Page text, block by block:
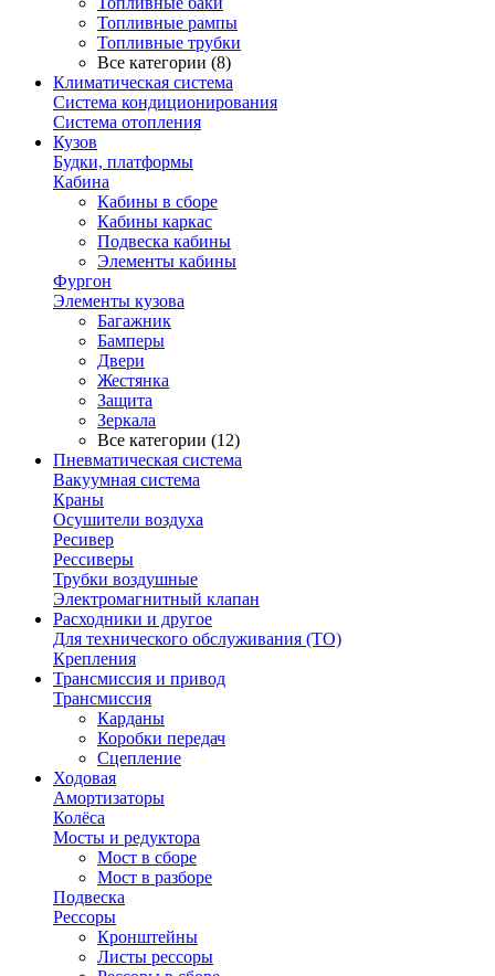
Топливные рампы
Топливные трубки
Все категории (8)
Климатическая система
Система кондиционирования
Система отопления
Кузов
Будки, платформы
Кабина
Кабины в сборе
Кабины каркас
Подвеска кабины
Элементы кабины
Фургон
Элементы кузова
Багажник
Бамперы
Двери
Жестянка
Защита
Зеркала
Все категории (12)
Пневматическая система
Вакуумная система
Краны
Осушители воздуха
Ресивер
Рессиверы
Трубки воздушные
Электромагнитный клапан
Расходники и другое
Для технического обслуживания (ТО)
Крепления
Трансмиссия и привод
Трансмиссия
Карданы
Коробки передач
Сцепление
Ходовая
Амортизаторы
Колёса
Мосты и редуктора
Мост в сборе
Мост в разборе
Подвеска
Рессоры
Кронштейны
Листы рессоры